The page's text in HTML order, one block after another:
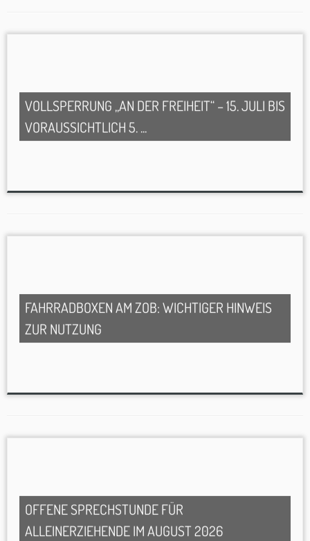
VOLLSPERRUNG „AN DER FREIHEIT“ – 15. JULI BIS
VORAUSSICHTLICH 5. ...
FAHRRADBOXEN AM ZOB: WICHTIGER HINWEIS
ZUR NUTZUNG
OFFENE SPRECHSTUNDE FÜR
ALLEINERZIEHENDE IM AUGUST 2026